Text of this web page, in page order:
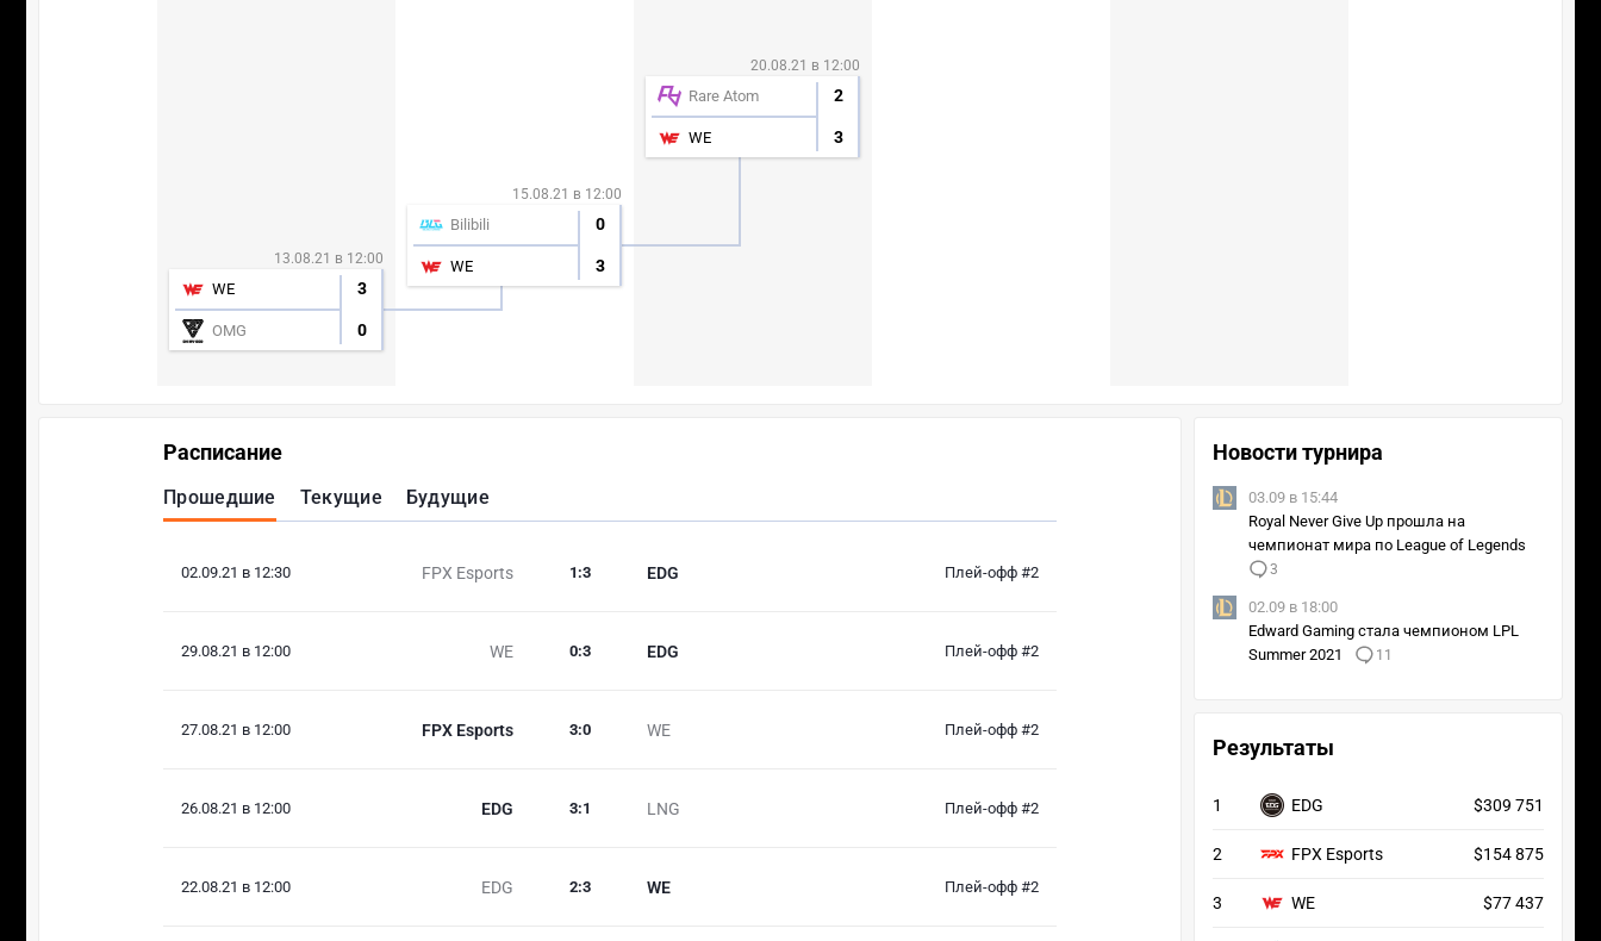
13.08.21 в 12:00
WE 3
OMG 0
15.08.21 в 12:00
Bilibili 0
WE 3
20.08.21 в 12:00
Rare Atom 2
WE 3
Расписание
Прошедшие Текущие Будущие
02.09.21 в 12:30 FPX Esports EDG
1 :3 Плей-офф #2
29.08.21 в 12:00 WE EDG
0:3 Плей-офф #2
27.08.21 в 12:00 FPX Esports WE
3:0 Плей-офф #2
26.08.21 в 12:00 EDG LNG
3:1 Плей-офф #2
22.08.21 в 12:00 EDG WE
2:3 Плей-офф #2
Новости турнира
03.09 в 15:44
Royal Never Give Up прошла на
чемпионат мира по League of Legends
3
02.09 в 18:00
Edward Gaming стала чемпионом LPL
Summer 2021
11
Результаты
1 EDG $309 751
2 FPX Esports $154 875
3 WE $77 437